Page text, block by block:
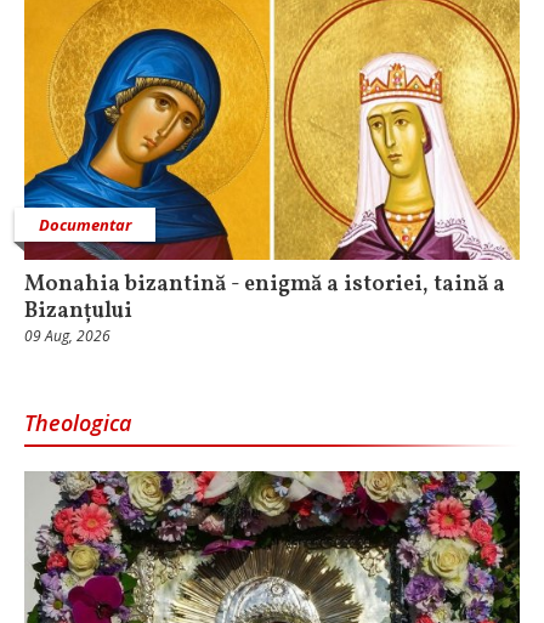
Documentar
Monahia bizantină - enigmă a istoriei, taină a
Bizanțului
09 Aug, 2026
Theologica